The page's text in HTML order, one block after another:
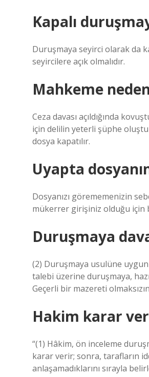
Kapalı
Duruşmaya seyirci olarak da
seyircilere açık olmalıdır.
Mahkeme
Ceza davası açıldığında
için delilin yeterli şüphe
dosya kapatılır.
Uyapta
Dosyanızı görememenizin
mükerrer girişiniz olduğu için
Duruşmaya
(2) Duruşmaya usulüne
talebi üzerine duruşmaya,
Geçerli bir mazereti
Hakim karar
“(1) Hâkim, ön inceleme
karar verir; sonra, tarafların
anlaşamadıklarını sırayla